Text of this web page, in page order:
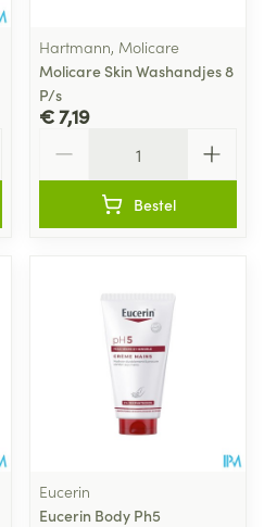
Hartmann, Molicare
Molicare Skin Washandjes 8
P/s
€ 7,19
Bestel
Eucerin
Eucerin Body Ph5